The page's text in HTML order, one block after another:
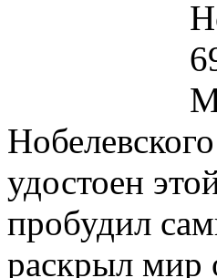
удостоен
пробудил
раскрыл мир